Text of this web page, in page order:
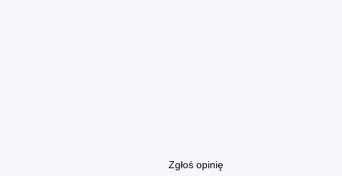
Zgłoś opinię